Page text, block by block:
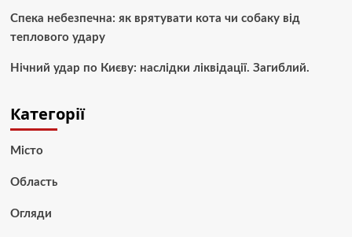
Спека небезпечна: як врятувати кота чи собаку від
теплового удару
Нічний удар по Києву: наслідки ліквідації. Загиблий.
Категорії
Місто
Область
Огляди